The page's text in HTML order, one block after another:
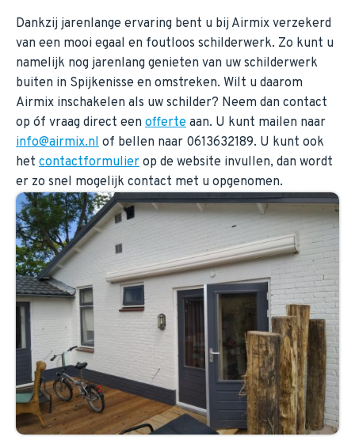
Dankzij jarenlange ervaring bent u bij Airmix verzekerd
van een mooi egaal en foutloos schilderwerk. Zo kunt u
namelijk nog jarenlang genieten van uw schilderwerk
buiten in Spijkenisse en omstreken. Wilt u daarom
Airmix inschakelen als uw schilder? Neem dan contact
op óf vraag direct een offerte aan. U kunt mailen naar
info@airmix.nl of bellen naar 0613632189. U kunt ook
het contactformulier op de website invullen, dan wordt
er zo snel mogelijk contact met u opgenomen.